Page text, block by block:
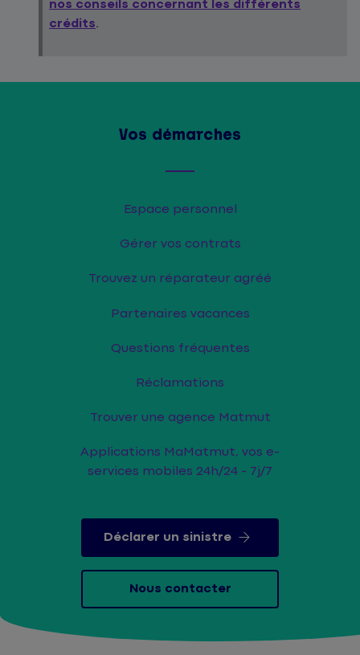
nos conseils concernant les différents
crédits.
Vos démarches
Espace personnel
Gérer vos contrats
Trouvez un réparateur agréé
Partenaires vacances
Questions fréquentes
Réclamations
Trouver une agence Matmut
Applications MaMatmut, vos e-
services mobiles 24h/24 - 7j/7
Déclarer un sinistre
Nous contacter